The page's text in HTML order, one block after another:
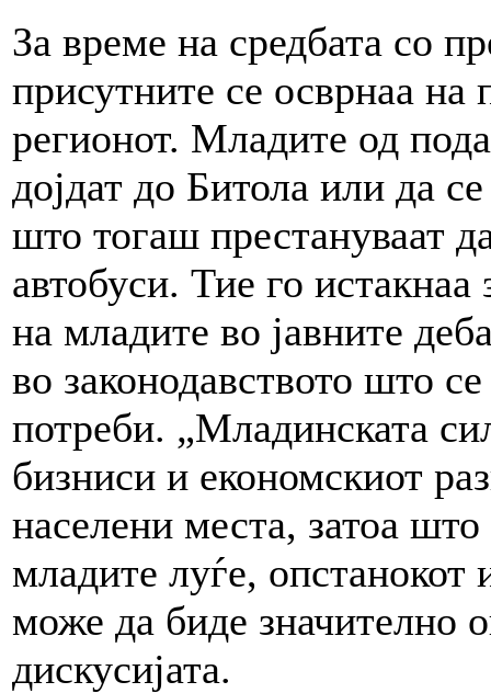
За време на средбата со
присутните се осврнаа на
регионот. Младите од
дојдат до Битола или да
што тогаш престануваат
автобуси. Тие го
на младите во јавните
во законодавството што
потреби. „Младинската
бизниси и економскиот
населени места, затоа
младите луѓе, опстанокот
може да биде значително
дискусијата.